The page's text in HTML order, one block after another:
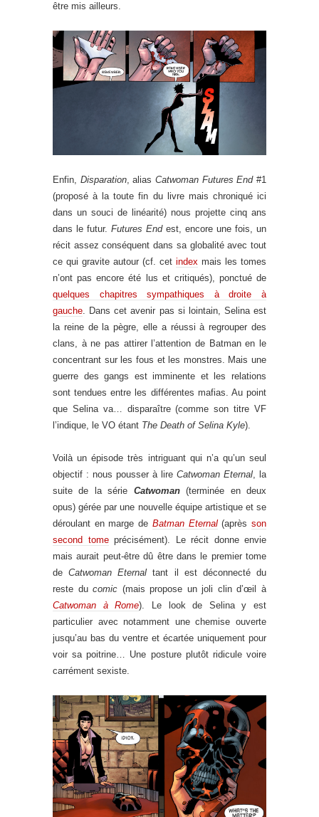
être mis ailleurs.
Enfin, Disparation, aliasCatwoman Futures End#1
(proposé à la toute fin du livre mais chroniqué ici
dans un souci de linéarité) nous projette cinq ans
dans le futur. Futures Endest, encore une fois, un
récit assez conséquent dans sa globalité avec tout
ce qui gravite autour (cf. cet index mais les tomes
n’ont pas encore été lus et critiqués), ponctué de
quelques chapitres sympathiques à droite à
gauche. Dans cet avenir pas si lointain, Selina est
la reine de la pègre, elle a réussi à regrouper des
clans, à ne pas attirer l’attention de Batman en le
concentrant sur les fous et les monstres. Mais une
guerre des gangs est imminente et les relations
sont tendues entre les différentes mafias. Au point
que Selina va… disparaître (comme son titre VF
l’indique, le VO étant The Death of Selina Kyle).
Voilà un épisode très intriguant qui n’a qu’un seul
objectif : nous pousser à lire Catwoman Eternal, la
suite de la série Catwoman(terminée en deux
opus) gérée par une nouvelle équipe artistique et se
déroulant en marge de Batman Eternal(aprèsson
second tomeprécisément). Le récit donne envie
mais aurait peut-être dû être dans le premier tome
deCatwoman Eternal tant il est déconnecté du
reste ducomic (mais propose un joli clin d’œil à
Catwoman à Rome). Le look de Selina y est
particulier avec notamment une chemise ouverte
jusqu’au bas du ventre et écartée uniquement pour
voir sa poitrine… Une posture plutôt ridicule voire
carrément sexiste.